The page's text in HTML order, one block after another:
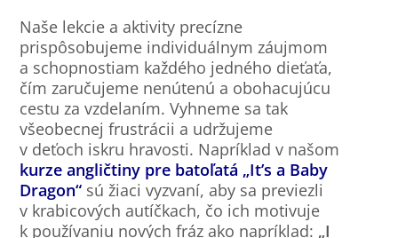
Naše lekcie a aktivity precízne
prispôsobujeme individuálnym záujmom
a schopnostiam každého jedného dieťaťa,
čím zaručujeme nenútenú a obohacujúcu
cestu za vzdelaním. Vyhneme sa tak
všeobecnej frustrácii a udržujeme
v deťoch iskru hravosti. Napríklad v našom
kurze angličtiny pre batoľatá „It’s a Baby
Dragon“ sú žiaci vyzvaní, aby sa previezli
v krabicových autíčkach, čo ich motivuje
k používaniu nových fráz ako napríklad: „I